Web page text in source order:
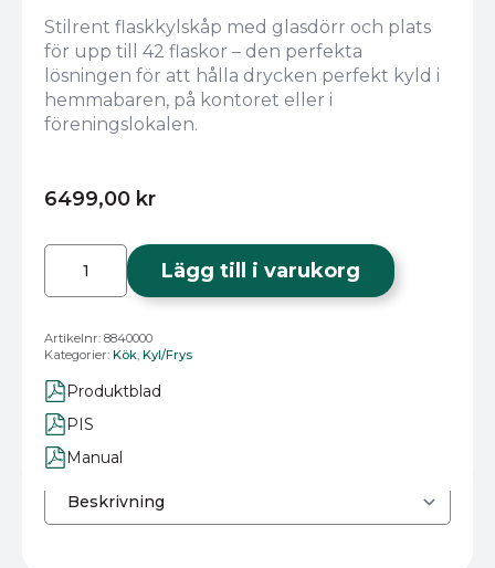
Stilrent flaskkylskåp med glasdörr och plats
för upp till 42 flaskor – den perfekta
lösningen för att hålla drycken perfekt kyld i
hemmabaren, på kontoret eller i
föreningslokalen.
6499,00 kr
Severin
Flaskkylskåp
glasdörr
–
Svart
mängd
Lägg till i varukorg
Artikelnr: 8840000
Kategorier: Kök, Kyl/Frys
Produktblad
PIS
Manual